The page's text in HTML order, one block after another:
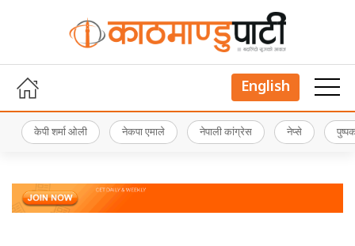
English
केपी शर्मा ओली नेकपा एमाले नेपाली कांग्रेस नेप्से